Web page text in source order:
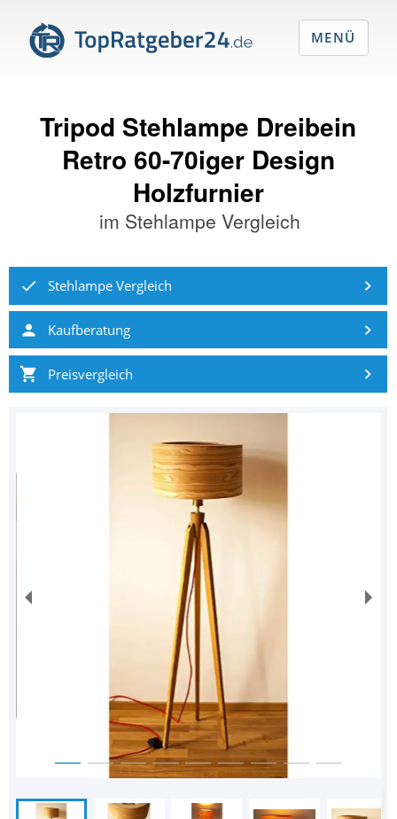
Tripod Stehlampe Dreibein
Retro 60-70iger Design
Holzfurnier
im Stehlampe Vergleich
Stehlampe Vergleich
Kaufberatung
Preisvergleich
MENÜ